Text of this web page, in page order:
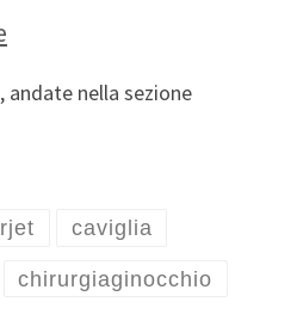
andate nella sezione
caviglia
chirurgiaginocchio